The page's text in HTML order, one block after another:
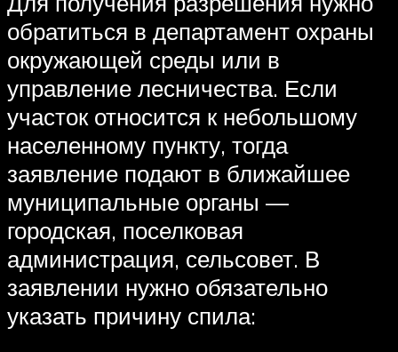
обратиться в департамент охраны
окружающей среды или в
управление лесничества. Если
участок относится к небольшому
населенному пункту, тогда
заявление подают в ближайшее
муниципальные органы —
городская, поселковая
администрация, сельсовет. В
заявлении нужно обязательно
указать причину спила: